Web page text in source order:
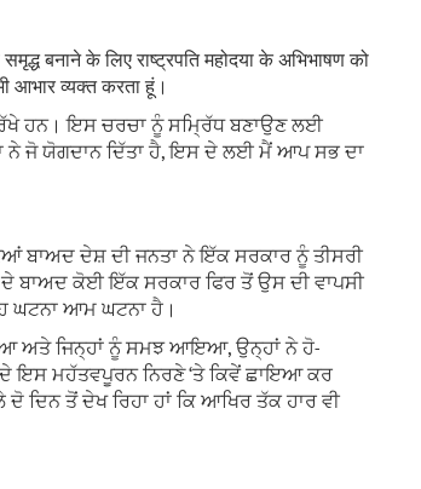
बनाने के लिए राष्ट्रपति महोदया के अभिभाषण को
आभार व्यक्त करता हूं।
ਹਨ। ਇਸ ਚਰਚਾ ਨੂੰ ਸਮ੍ਰਿੱਧ ਬਣਾਉਣ ਲਈ
ਨੇ ਜੋ ਯੋਗਦਾਨ ਦਿੱਤਾ ਹੈ, ਇਸ ਦੇ ਲਈ ਮੈਂ ਆਪ ਸਭ ਦਾ
ਬਾਅਦ ਦੇਸ਼ ਦੀ ਜਨਤਾ ਨੇ ਇੱਕ ਸਰਕਾਰ ਨੂੰ ਤੀਸਰੀ
ਬਾਅਦ ਕੋਈ ਇੱਕ ਸਰਕਾਰ ਫਿਰ ਤੋਂ ਉਸ ਦੀ ਵਾਪਸੀ
ਘਟਨਾ ਆਮ ਘਟਨਾ ਹੈ।
ਅਤੇ ਜਿਨ੍ਹਾਂ ਨੂੰ ਸਮਝ ਆਇਆ, ਉਨ੍ਹਾਂ ਨੇ ਹੋ-
ਦੇ ਇਸ ਮਹੱਤਵਪੂਰਨ ਨਿਰਣੇ ‘ਤੇ ਕਿਵੇਂ ਛਾਇਆ ਕਰ
ਦਿਨ ਤੋਂ ਦੇਖ ਰਿਹਾ ਹਾਂ ਕਿ ਆਖਿਰ ਤੱਕ ਹਾਰ ਵੀ